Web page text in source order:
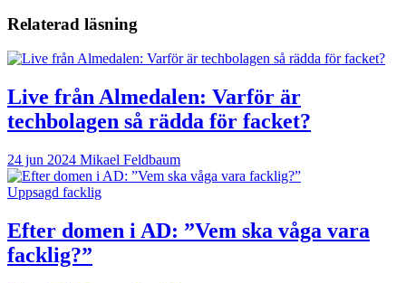
Relaterad läsning
Live från Almedalen: Varför är
techbolagen så rädda för facket?
24 jun 2024 Mikael Feldbaum
Uppsagd facklig
Efter domen i AD: ”Vem ska våga vara
facklig?”